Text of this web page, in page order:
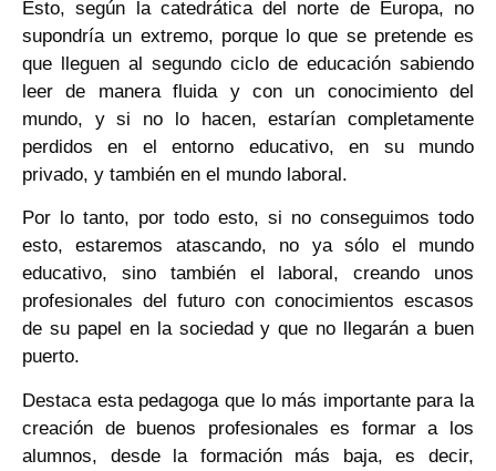
Esto, según la catedrática del norte de Europa, no
supondría un extremo, porque lo que se pretende es
que lleguen al segundo ciclo de educación sabiendo
leer de manera fluida y con un conocimiento del
mundo, y si no lo hacen, estarían completamente
perdidos en el entorno educativo, en su mundo
privado, y también en el mundo laboral.
Por lo tanto, por todo esto, si no conseguimos todo
esto, estaremos atascando, no ya sólo el mundo
educativo, sino también el laboral, creando unos
profesionales del futuro con conocimientos escasos
de su papel en la sociedad y que no llegarán a buen
puerto.
Destaca esta pedagoga que lo más importante para la
creación de buenos profesionales es formar a los
alumnos, desde la formación más baja, es decir,